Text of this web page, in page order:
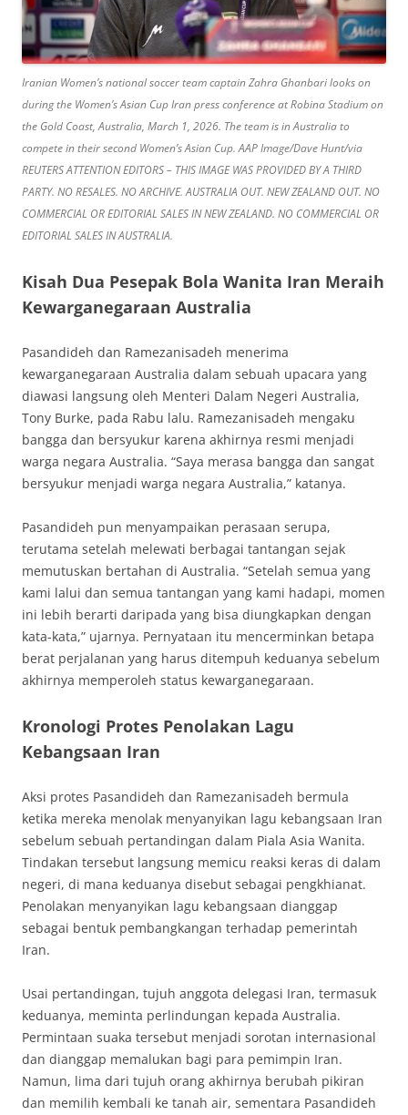
Iranian Women’s national soccer team captain Zahra Ghanbari looks on
during the Women’s Asian Cup Iran press conference at Robina Stadium on
the Gold Coast, Australia, March 1, 2026. The team is in Australia to
compete in their second Women’s Asian Cup. AAP Image/Dave Hunt/via
REUTERS ATTENTION EDITORS – THIS IMAGE WAS PROVIDED BY A THIRD
PARTY. NO RESALES. NO ARCHIVE. AUSTRALIA OUT. NEW ZEALAND OUT. NO
COMMERCIAL OR EDITORIAL SALES IN NEW ZEALAND. NO COMMERCIAL OR
EDITORIAL SALES IN AUSTRALIA.
Kisah Dua Pesepak Bola Wanita Iran Meraih
Kewarganegaraan Australia
Pasandideh dan Ramezanisadeh menerima
kewarganegaraan Australia dalam sebuah upacara yang
diawasi langsung oleh Menteri Dalam Negeri Australia,
Tony Burke, pada Rabu lalu. Ramezanisadeh mengaku
bangga dan bersyukur karena akhirnya resmi menjadi
warga negara Australia. “Saya merasa bangga dan sangat
bersyukur menjadi warga negara Australia,” katanya.
Pasandideh pun menyampaikan perasaan serupa,
terutama setelah melewati berbagai tantangan sejak
memutuskan bertahan di Australia. “Setelah semua yang
kami lalui dan semua tantangan yang kami hadapi, momen
ini lebih berarti daripada yang bisa diungkapkan dengan
kata-kata,” ujarnya. Pernyataan itu mencerminkan betapa
berat perjalanan yang harus ditempuh keduanya sebelum
akhirnya memperoleh status kewarganegaraan.
Kronologi Protes Penolakan Lagu
Kebangsaan Iran
Aksi protes Pasandideh dan Ramezanisadeh bermula
ketika mereka menolak menyanyikan lagu kebangsaan Iran
sebelum sebuah pertandingan dalam Piala Asia Wanita.
Tindakan tersebut langsung memicu reaksi keras di dalam
negeri, di mana keduanya disebut sebagai pengkhianat.
Penolakan menyanyikan lagu kebangsaan dianggap
sebagai bentuk pembangkangan terhadap pemerintah
Iran.
Usai pertandingan, tujuh anggota delegasi Iran, termasuk
keduanya, meminta perlindungan kepada Australia.
Permintaan suaka tersebut menjadi sorotan internasional
dan dianggap memalukan bagi para pemimpin Iran.
Namun, lima dari tujuh orang akhirnya berubah pikiran
dan memilih kembali ke tanah air, sementara Pasandideh